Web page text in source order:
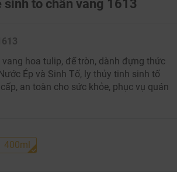
sinh tố chân vang 1613
hoa tulip, đế tròn, dành đựng thức
Ép và Sinh Tố, ly thủy tinh sinh tố
an toàn cho sức khỏe, phục vụ quán
400ml